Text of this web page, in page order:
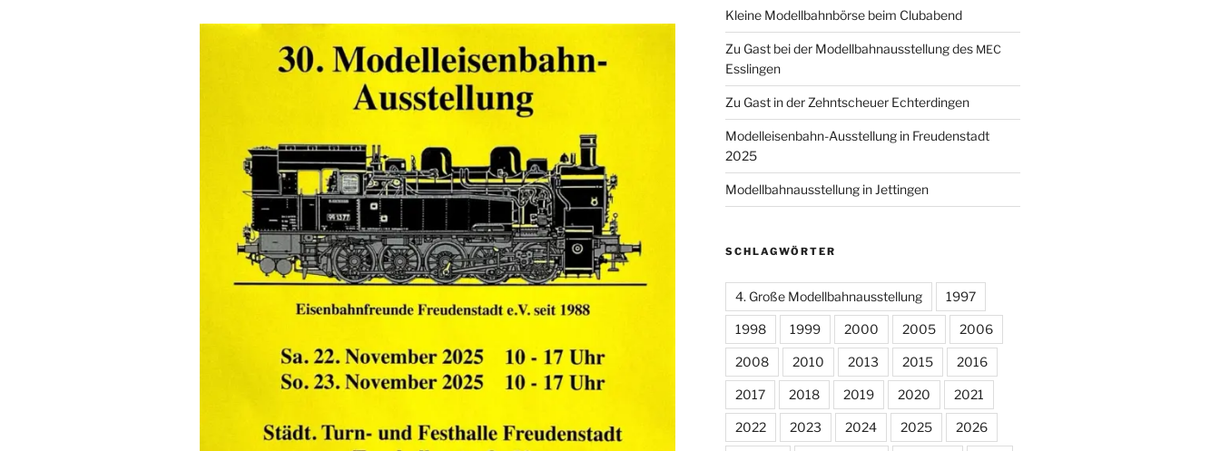
Kleine Modellbahnbörse beim Clubabend
Zu Gast bei der Modellbahnausstellung des MEC
Esslingen
Zu Gast in der Zehntscheuer Echterdingen
Modelleisenbahn-Ausstellung in Freudenstadt
2025
Modellbahnausstellung in Jettingen
SCHLAGWÖRTER
4. Große Modellbahnausstellung 1997
1998 1999 2000 2005 2006
2008 2010 2013 2015 2016
2017 2018 2019 2020 2021
2022 2023 2024 2025 2026